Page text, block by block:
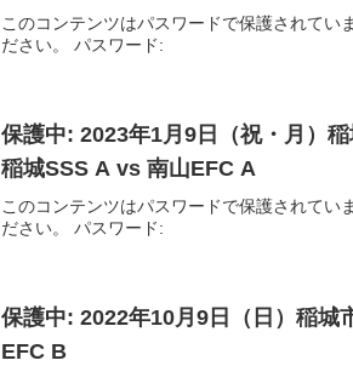
このコンテンツはパスワードで保護されてい
ださい。 パスワード:
保護中: 2023年1月9日（祝・月）
稲城SSS A vs 南山EFC A
このコンテンツはパスワードで保護されてい
ださい。 パスワード:
保護中: 2022年10月9日（日）稲城
EFC B